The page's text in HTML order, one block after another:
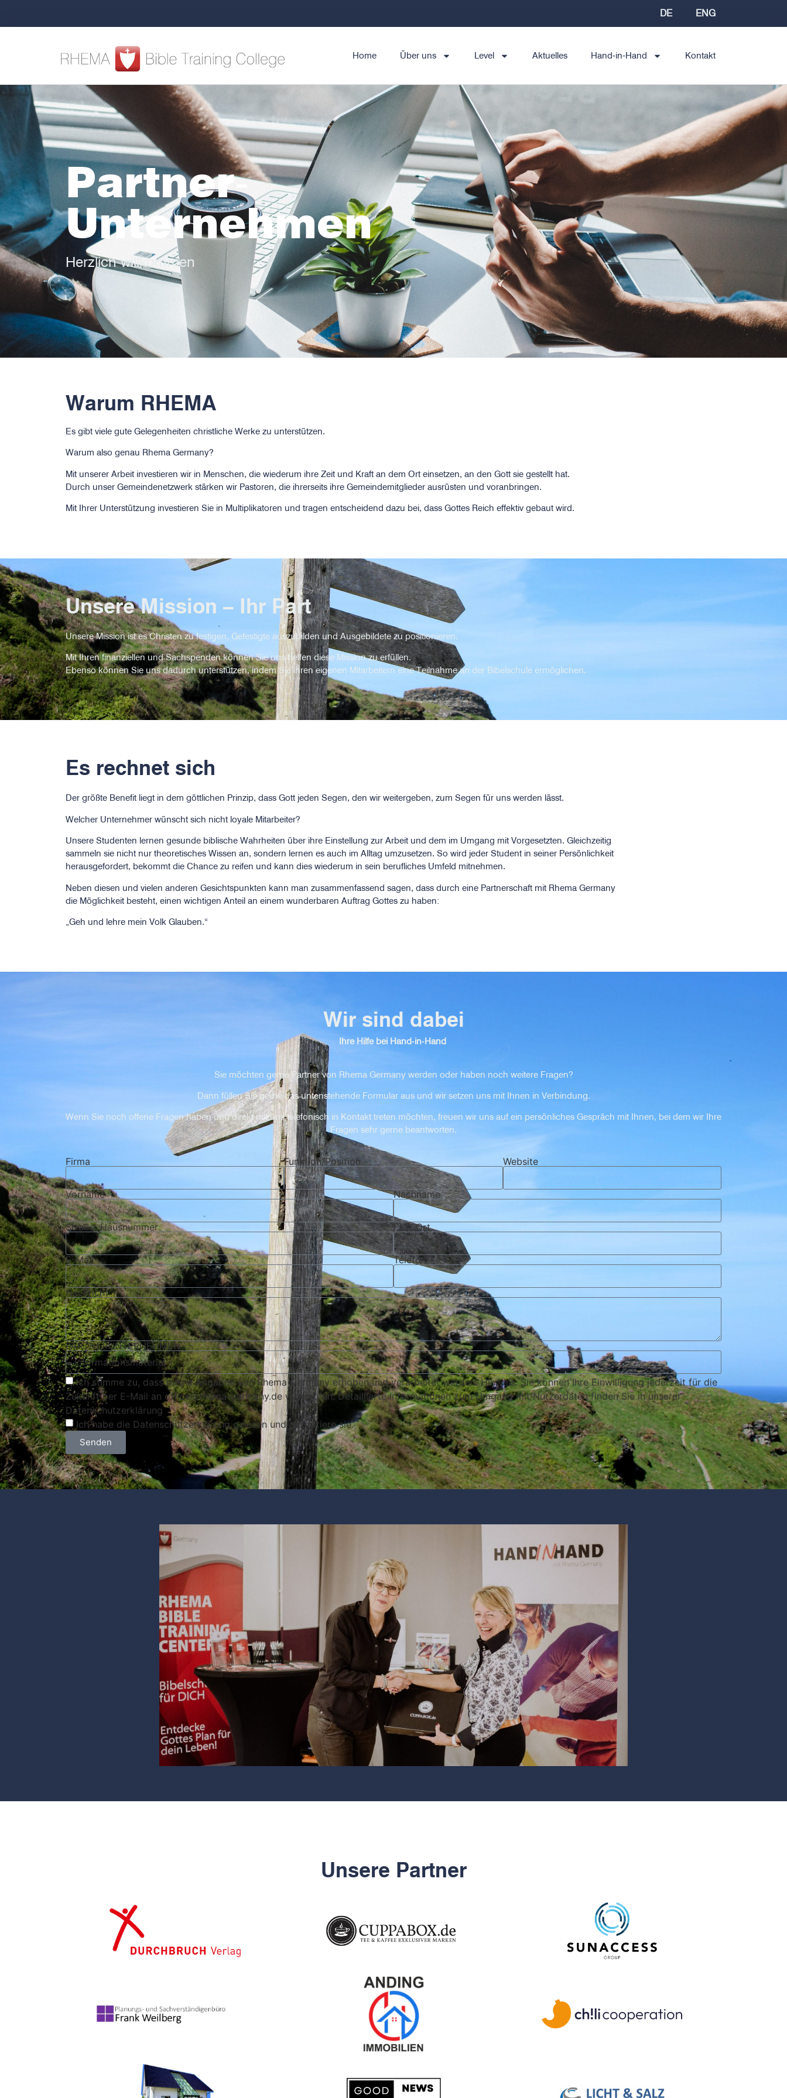
DE ENG
Home Über uns Level Aktuelles Hand-in-Hand Kontakt
Partner-
Unternehmen
Herzlich willkommen
Warum RHEMA​
Es gibt viele gute Gelegenheiten christliche Werke zu unterstützen.
Warum also genau Rhema Germany?
Mit unserer Arbeit investieren wir in Menschen, die wiederum ihre Zeit und Kraft an dem Ort einsetzen, an den Gott sie gestellt hat.
Durch unser Gemeindenetzwerk stärken wir Pastoren, die ihrerseits ihre Gemeindemitglieder ausrüsten und voranbringen.
Mit Ihrer Unterstützung investieren Sie in Multiplikatoren und tragen entscheidend dazu bei, dass Gottes Reich effektiv gebaut wird.
Unsere Mission – Ihr Part
Unsere Mission ist es Christen zu festigen, Gefestigte auszubilden und Ausgebildete zu positionieren.
Mit Ihren finanziellen und Sachspenden können Sie uns helfen diese Mission zu erfüllen.
Ebenso können Sie uns dadurch unterstützen, indem Sie ihren eigenen Mitarbeitern eine Teilnahme an der Bibelschule ermöglichen.
Es rechnet sich
Der größte Benefit liegt in dem göttlichen Prinzip, dass Gott jeden Segen, den wir weitergeben, zum Segen für uns werden lässt.
Welcher Unternehmer wünscht sich nicht loyale Mitarbeiter?
Unsere Studenten lernen gesunde biblische Wahrheiten über ihre Einstellung zur Arbeit und dem im Umgang mit Vorgesetzten. Gleichzeitig
sammeln sie nicht nur theoretisches Wissen an, sondern lernen es auch im Alltag umzusetzen. So wird jeder Student in seiner Persönlichkeit
herausgefordert, bekommt die Chance zu reifen und kann dies wiederum in sein berufliches Umfeld mitnehmen.
Neben diesen und vielen anderen Gesichtspunkten kann man zusammenfassend sagen, dass durch eine Partnerschaft mit Rhema Germany
die Möglichkeit besteht, einen wichtigen Anteil an einem wunderbaren Auftrag Gottes zu haben:
„Geh und lehre mein Volk Glauben.“
Wir sind dabei
Ihre Hilfe bei Hand-in-Hand
Sie möchten gerne Partner von Rhema Germany werden oder haben noch weitere Fragen?
Dann füllen Sie gerne das untenstehende Formular aus und wir setzen uns mit Ihnen in Verbindung.
Wenn Sie noch offene Fragen haben und direkt mit uns telefonisch in Kontakt treten möchten, freuen wir uns auf ein persönliches Gespräch mit Ihnen, bei dem wir Ihre
Fragen sehr gerne beantworten.
Firma Funktion/Position Website
Vorname Nachname
Straße, Hausnummer PLZ, Ort
E-Mail Telefon
Nachricht
PARTNERUNTERNEHMEN
Ich stimme zu, dass meine Angaben von Rhema Germany erhoben und verarbeitet werden. Hinweis: Sie können Ihre Einwilligung jederzeit für die
Zukunft per E-Mail an office@rhema-germany.de widerrufen. Detaillierte Informationen zum Umgang mit Nutzerdaten finden Sie in unserer
Datenschutzerklärung
Ich habe die Datenschutzerklärung gelesen und akzeptiere sie.
Senden
Unsere Partner